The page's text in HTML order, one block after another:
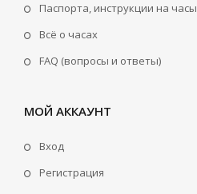
Паспорта, инструкции на часы
Всё о часах
FAQ (вопросы и ответы)
МОЙ АККАУНТ
Вход
Регистрация